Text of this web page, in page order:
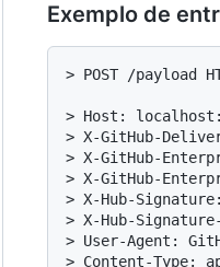
Exemplo de
> POST /payload
> Host:
> X-GitHub-
> X-GitHub-
> X-GitHub-
> X-Hub-Signature:
> X-Hub-Signature-
> User-Agent:
> Content-Type: